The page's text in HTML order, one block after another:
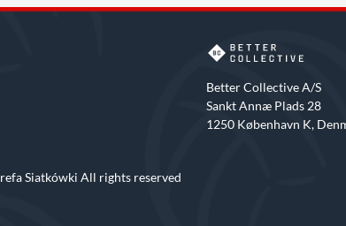
Better Collective A/S
Sankt Annæ Plads 28
1250 København K,
Siatkówki All rights reserved